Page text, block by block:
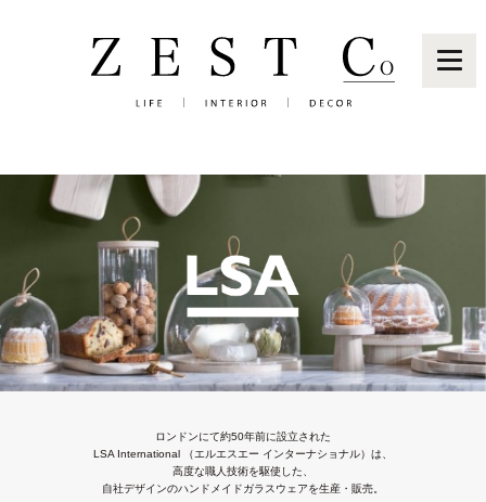
News
Shop
ロンドンにて約50年前に設立された
LSA International （エルエスエー インターナショナル）は、
高度な職人技術を駆使した、
自社デザインのハンドメイドガラスウェアを生産・販売。